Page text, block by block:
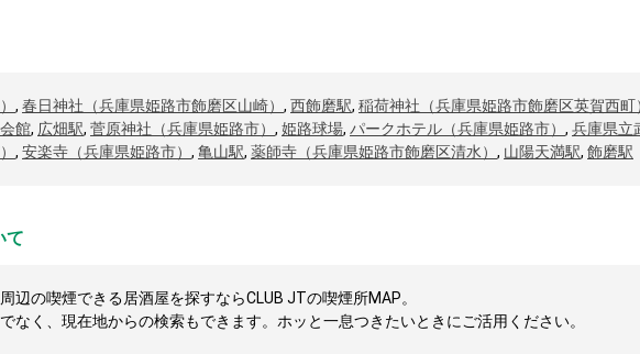
, 春日神社（兵庫県姫路市飾磨区山崎） , 西飾磨駅, 稲荷神社（兵庫県姫路市飾磨区英賀西町
館, 広畑駅, 菅原神社（兵庫県姫路市） , 姫路球場, パークホテル（兵庫県姫路市） , 兵庫県立
, 安楽寺（兵庫県姫路市） , 亀山駅, 薬師寺（兵庫県姫路市飾磨区清水） , 山陽天満駅, 飾磨駅
て
辺の喫煙できる居酒屋を探すならCLUB JTの喫煙所MAP。
なく、現在地からの検索もできます。ホッと一息つきたいときにご活用ください。